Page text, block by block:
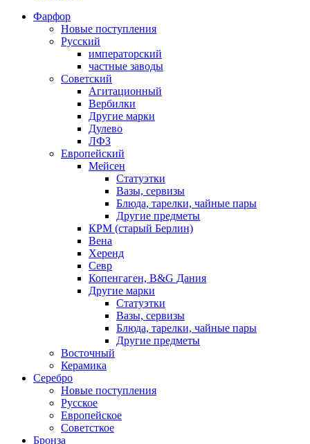
Фарфор
Новые поступления
Русский
императорский
частные заводы
Советский
Агитационный
Вербилки
Другие марки
Дулево
ЛФЗ
Европейский
Мейсен
Статуэтки
Вазы, сервизы
Блюда, тарелки, чайные пары
Другие предметы
КРМ (старый Берлин)
Вена
Херенд
Севр
Копенгаген, B&G Дания
Другие марки
Статуэтки
Вазы, сервизы
Блюда, тарелки, чайные пары
Другие предметы
Восточный
Керамика
Серебро
Новые поступления
Русское
Европейское
Советсткое
Бронза